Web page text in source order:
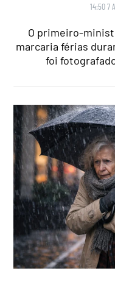
14:50 7
O primeiro-
marcaria férias
foi